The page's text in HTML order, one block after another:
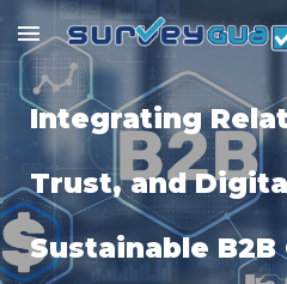
Skip to main content
Integrating
Trust, and
Sustainable B2B